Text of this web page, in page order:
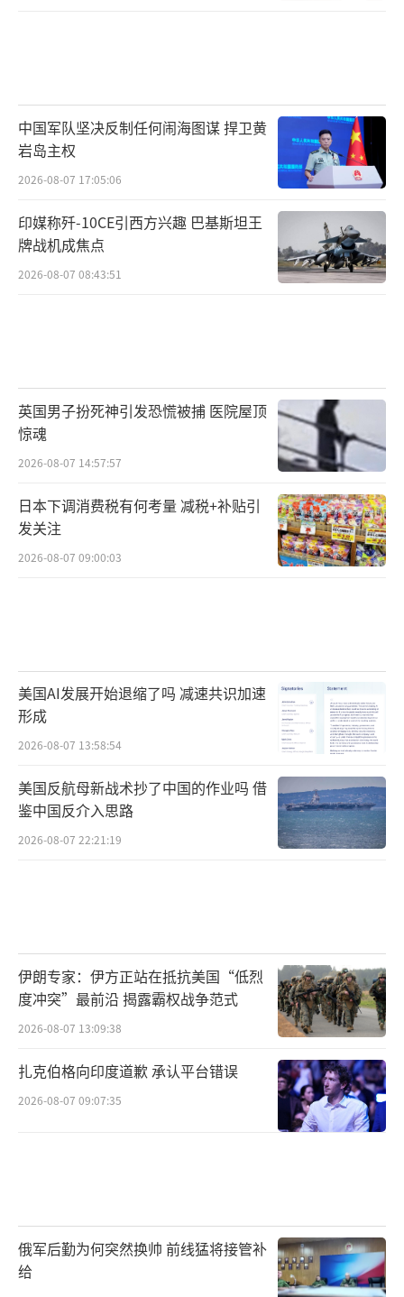
中国军队坚决反制任何闹海图谋 捍卫黄
岩岛主权
2026-08-07 17:05:06
印媒称歼-10CE引西方兴趣 巴基斯坦王
牌战机成焦点
2026-08-07 08:43:51
英国男子扮死神引发恐慌被捕 医院屋顶
惊魂
2026-08-07 14:57:57
日本下调消费税有何考量 减税+补贴引
发关注
2026-08-07 09:00:03
美国AI发展开始退缩了吗 减速共识加速
形成
2026-08-07 13:58:54
美国反航母新战术抄了中国的作业吗 借
鉴中国反介入思路
2026-08-07 22:21:19
伊朗专家：伊方正站在抵抗美国“低烈
度冲突”最前沿 揭露霸权战争范式
2026-08-07 13:09:38
扎克伯格向印度道歉 承认平台错误
2026-08-07 09:07:35
俄军后勤为何突然换帅 前线猛将接管补
给